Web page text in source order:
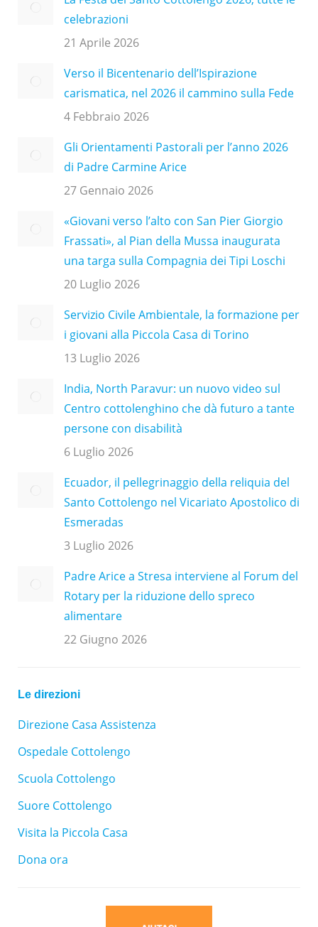
celebrazioni
21 Aprile 2026
Verso il Bicentenario dell’Ispirazione
carismatica, nel 2026 il cammino sulla Fede
4 Febbraio 2026
Gli Orientamenti Pastorali per l’anno 2026
di Padre Carmine Arice
27 Gennaio 2026
«Giovani verso l’alto con San Pier Giorgio
Frassati», al Pian della Mussa inaugurata
una targa sulla Compagnia dei Tipi Loschi
20 Luglio 2026
Servizio Civile Ambientale, la formazione per
i giovani alla Piccola Casa di Torino
13 Luglio 2026
India, North Paravur: un nuovo video sul
Centro cottolenghino che dà futuro a tante
persone con disabilità
6 Luglio 2026
Ecuador, il pellegrinaggio della reliquia del
Santo Cottolengo nel Vicariato Apostolico di
Esmeradas
3 Luglio 2026
Padre Arice a Stresa interviene al Forum del
Rotary per la riduzione dello spreco
alimentare
22 Giugno 2026
Le direzioni
Direzione Casa Assistenza
Ospedale Cottolengo
Scuola Cottolengo
Suore Cottolengo
Visita la Piccola Casa
Dona ora